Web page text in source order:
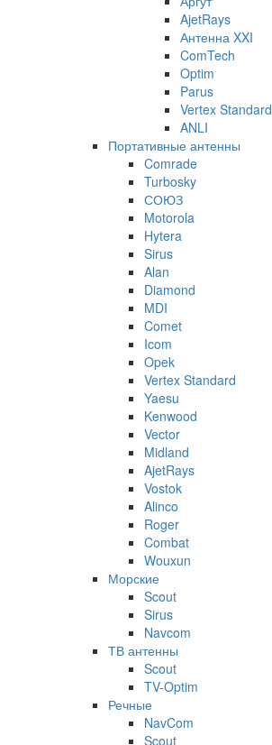
AjetRays
Антенна XXI
ComTech
Optim
Parus
Vertex Standard
ANLI
Портативные антенны
Comrade
Turbosky
СОЮЗ
Motorola
Hytera
Sirus
Alan
Diamond
MDI
Comet
Icom
Opek
Vertex Standard
Yaesu
Kenwood
Vector
Midland
AjetRays
Vostok
Alinco
Roger
Combat
Wouxun
Морские
Scout
Sirus
Navcom
ТВ антенны
Scout
TV-Optim
Речные
NavCom
Scout